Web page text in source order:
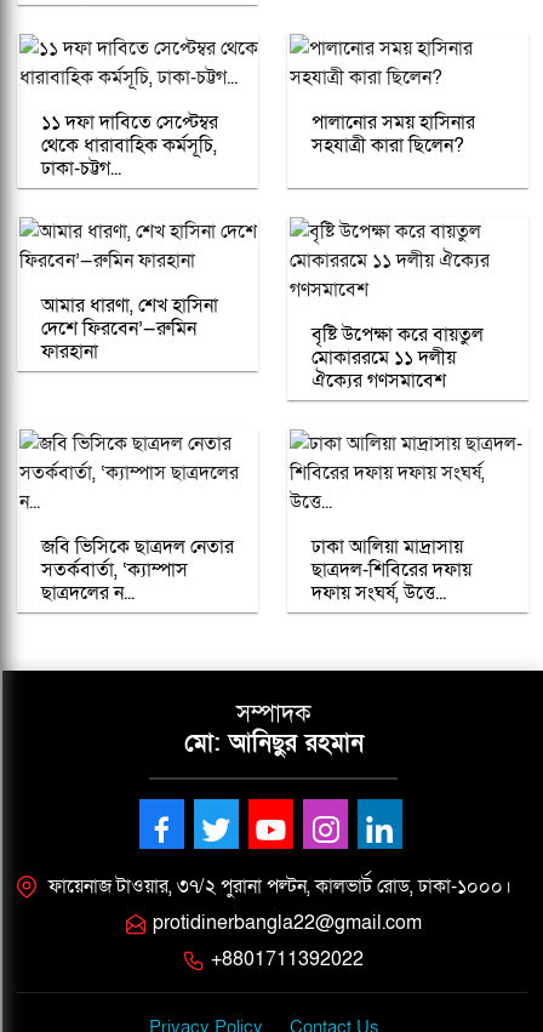
১১ দফা দাবিতে সেপ্টেম্বর
থেকে ধারাবাহিক কর্মসূচি,
ঢাকা-চট্টগ...
পালানোর সময় হাসিনার
সহযাত্রী কারা ছিলেন?
আমার ধারণা, শেখ হাসিনা
দেশে ফিরবেন’—রুমিন
ফারহানা
বৃষ্টি উপেক্ষা করে বায়তুল
মোকাররমে ১১ দলীয়
ঐক্যের গণসমাবেশ
জবি ভিসিকে ছাত্রদল নেতার
সতর্কবার্তা, ‘ক্যাম্পাস
ছাত্রদলের ন...
ঢাকা আলিয়া মাদ্রাসায়
ছাত্রদল-শিবিরের দফায়
দফায় সংঘর্ষ, উত্তে...
সম্পাদক
মো: আনিছুর রহমান
ফায়েনাজ টাওয়ার, ৩৭/২ পুরানা পল্টন, কালভার্ট রোড, ঢাকা-১০০০।
protidinerbangla22@gmail.com
+8801711392022
Privacy Policy Contact Us